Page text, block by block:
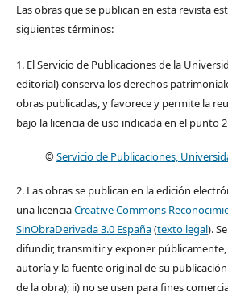
Las obras que se publican en esta revista
siguientes términos:
1. El Servicio de Publicaciones de la
editorial) conserva los derechos
obras publicadas, y favorece y permite la
bajo la licencia de uso indicada en el punto
©Servicio de Publicaciones,
2. Las obras se publican en la edición
una licenciaCreative Commons
SinObraDerivada 3.0 España(texto legal).
difundir, transmitir y exponer públicamente,
autoría y la fuente original de su
de la obra); ii) no se usen para fines